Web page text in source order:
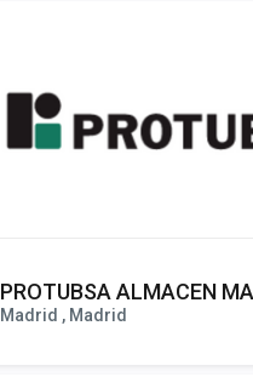
PROTUBSA ALMACEN
Madrid , Madrid